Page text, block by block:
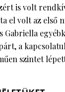
is volt
el volt az első
Gabriella
a
szintet